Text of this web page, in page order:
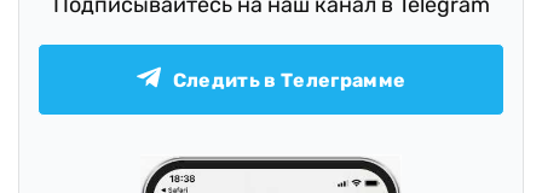
Подписывайтесь на наш канал в Telegram
Следить в Телеграмме